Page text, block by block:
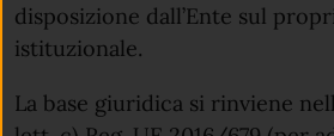
disposizione dall’Ente sul
istituzionale.
La base giuridica si rinviene